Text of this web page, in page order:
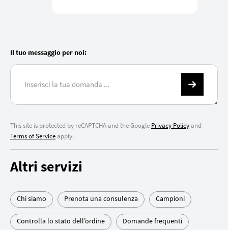
Il tuo messaggio per noi:
This site is protected by reCAPTCHA and the Google Privacy Policyand
Terms of Serviceapply.
Altri servizi
Chi siamo Prenota una consulenza Campioni
Controlla lo stato dell’ordine Domande frequenti